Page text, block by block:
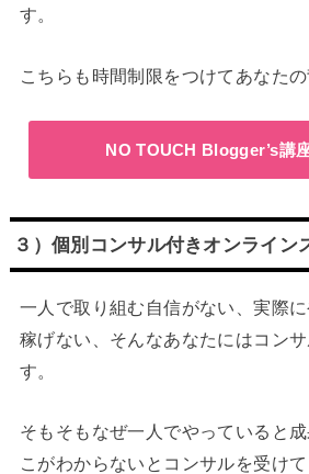
す。
こちらも時間制限をつけてあなたの
NO TOUCH Blogger’s講
３）個別コンサル付きオンライン
一人で取り組む自信がない、実際
稼げない、そんなあなたにはコン
す。
そもそもなぜ一人でやっていると
こがわからないとコンサルを受け